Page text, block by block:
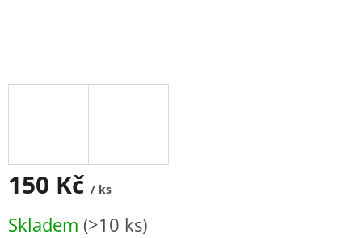
150 Kč / ks
cena:
Skladem (>10 ks)